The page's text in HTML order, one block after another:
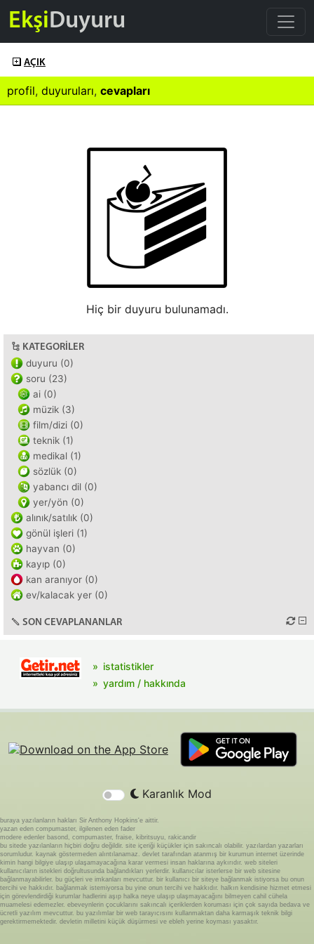
EkşiDuyuru
AÇIK
profil, duyuruları, cevapları
Hiç bir duyuru bulunamadı.
KATEGORILER
duyuru (0)
soru (23)
ai (0)
müzik (3)
film/dizi (0)
teknik (1)
medikal (1)
sözlük (0)
yabancı dil (0)
yer/yön (0)
alınık/satılık (0)
gönül işleri (1)
hayvan (0)
kayıp (0)
kan aranıyor (0)
ev/kalacak yer (0)
SON CEVAPLANANLAR
istatistikler
yardım / hakkında
Karanlık Mod
buraya yazılanların hakları Sir Anthony Hopkins'e aittir.
yazan eden compumaster, ilgilenen eden fader
modere edenler basond, compumaster, fraise, kibritsuyu, rakicandir
bu sitede yazılanların hiçbiri doğru değildir. site içeriği küçükler için sakıncalı olabilir. yazılardan yazarları
sorumludur. kaynak göstermeden alıntılanamaz. devlet tarafından atanmış bir kurumun internet üzerinde
kimin hangi bilgiye ulaşıp ulaşamayacağına karar vermesi insan haklarına aykırıdır. web siteleri
kullanıcıların istekleri doğrultusunda bağlandıkları yerlerdir. kullanıcılar isterlerse bir web sitesine
bağlanmayabilirler. bu güçleri ve imkanları mevcuttur. bir kullanıcı bir siteye bağlanmak istiyorsa bu onun
tercihi ve hakkıdır. bağlanmak istemiyorsa bu yine onun tercihi ve hakkıdır. halkın kendisine hizmet etmesi
için görevlendirdiği kurumlar hadlerini aşıp halka neye ulaşıp ulaşmayacağını bilmeyen cahil cühela
muamelesi edemezler. ebeveynlerin çocuklarını sakıncalı içeriklerden koruması için çok sayıda bedava ve
ücretli yazılım mevcuttur. bu yazılımlar bir web tarayıcısını kullanmaktan daha karmaşık teknik bilgi
gerektirmemektedir. devletin milletini küçük düşürmesi ve ebleh yerine koyması yasaktır.